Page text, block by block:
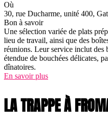
Où
30, rue Ducharme, unité 400,
Bon à savoir
Une sélection variée de plats
lieu de travail, ainsi que des
réunions. Leur service inclut des
étendue de bouchées délicates,
dînatoires.
En savoir plus
LA TRAPPE À